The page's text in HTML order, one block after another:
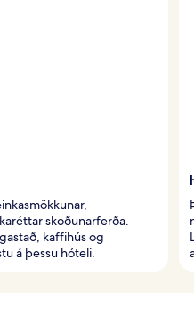
skoðunarferða.
kaffihús og
á þessu hóteli.